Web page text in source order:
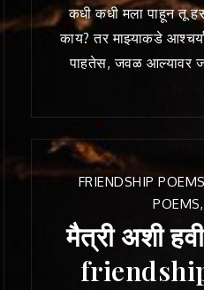
कधी कधी मला पाहून तू
काय? तर माझ्याकडे
पाहतेस, जवळ आल्यावर
FRIENDSHIP POEMS
POEMS,
मैत्री अशी